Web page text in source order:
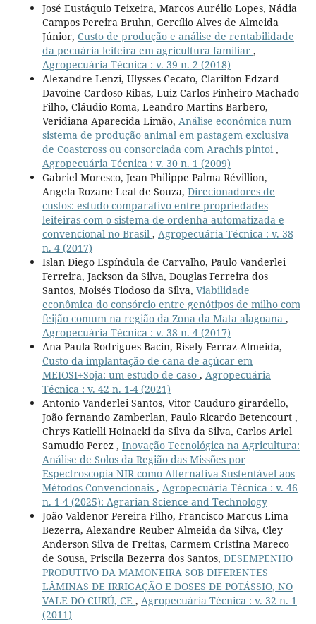
José Eustáquio Teixeira, Marcos Aurélio Lopes, Nádia
Campos Pereira Bruhn, Gercílio Alves de Almeida
Júnior, Custo de produção e análise de rentabilidade
da pecuária leiteira em agricultura familiar ,
Agropecuária Técnica : v. 39 n. 2 (2018)
Alexandre Lenzi, Ulysses Cecato, Clarilton Edzard
Davoine Cardoso Ribas, Luiz Carlos Pinheiro Machado
Filho, Cláudio Roma, Leandro Martins Barbero,
Veridiana Aparecida Limão, Análise econômica num
sistema de produção animal em pastagem exclusiva
de Coastcross ou consorciada com Arachis pintoi,
Agropecuária Técnica : v. 30 n. 1 (2009)
Gabriel Moresco, Jean Philippe Palma Révillion,
Angela Rozane Leal de Souza, Direcionadores de
custos: estudo comparativo entre propriedades
leiteiras com o sistema de ordenha automatizada e
convencional no Brasil , Agropecuária Técnica : v. 38
n. 4 (2017)
Islan Diego Espíndula de Carvalho, Paulo Vanderlei
Ferreira, Jackson da Silva, Douglas Ferreira dos
Santos, Moisés Tiodoso da Silva, Viabilidade
econômica do consórcio entre genótipos de milho com
feijão comum na região da Zona da Mata alagoana ,
Agropecuária Técnica : v. 38 n. 4 (2017)
Ana Paula Rodrigues Bacin, Risely Ferraz-Almeida,
Custo da implantação de cana-de-açúcar em
MEIOSI+Soja: um estudo de caso , Agropecuária
Técnica : v. 42 n. 1-4 (2021)
Antonio Vanderlei Santos, Vitor Cauduro girardello,
João fernando Zamberlan, Paulo Ricardo Betencourt ,
Chrys Katielli Hoinacki da Silva da Silva, Carlos Ariel
Samudio Perez , Inovação Tecnológica na Agricultura:
Análise de Solos da Região das Missões por
Espectroscopia NIR como Alternativa Sustentável aos
Métodos Convencionais , Agropecuária Técnica : v. 46
n. 1-4 (2025): Agrarian Science and Technology
João Valdenor Pereira Filho, Francisco Marcus Lima
Bezerra, Alexandre Reuber Almeida da Silva, Cley
Anderson Silva de Freitas, Carmem Cristina Mareco
de Sousa, Priscila Bezerra dos Santos, DESEMPENHO
PRODUTIVO DA MAMONEIRA SOB DIFERENTES
LÂMINAS DE IRRIGAÇÃO E DOSES DE POTÁSSIO, NO
VALE DO CURÚ, CE , Agropecuária Técnica : v. 32 n. 1
(2011)